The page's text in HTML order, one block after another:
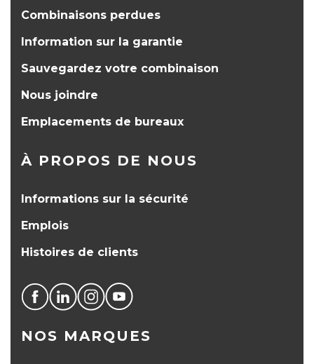
Combinaisons perdues
Information sur la garantie
Sauvegardez votre combinaison
Nous joindre
Emplacements de bureaux
À PROPOS DE NOUS
Informations sur la sécurité
Emplois
Histoires de clients
NOS MARQUES